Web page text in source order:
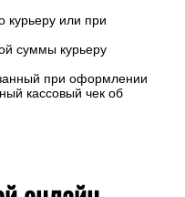
курьеру или при
суммы курьеру
при оформлении
кассовый чек об